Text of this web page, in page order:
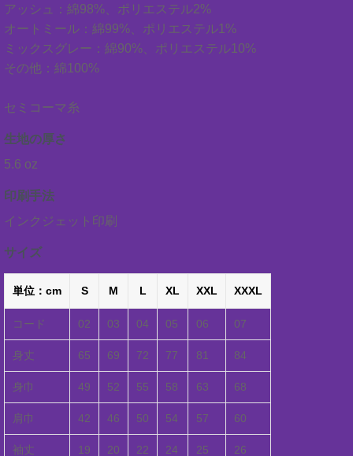
アッシュ：綿98%、ポリエステル2%
オートミール：綿99%、ポリエステル1%
ミックスグレー：綿90%、ポリエステル10%
その他：綿100%
セミコーマ糸
生地の厚さ
5.6 oz
印刷手法
インクジェット印刷
サイズ
単位：cm S M L XL XXL XXXL
コード 02 03 04 05 06 07
身丈 65 69 72 77 81 84
身巾 49 52 55 58 63 68
肩巾 42 46 50 54 57 60
袖丈 19 20 22 24 25 26